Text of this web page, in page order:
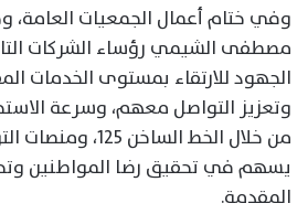
وفي ختام أعمال الجمعيات
مصطفى الشيمي رؤساء الشركات
الجهود للارتقاء بمستوى الخدمات
وتعزيز التواصل معهم، وسرعة
من خلال الخط
يسهم في تحقيق رضا المواطنين
المقدمة.